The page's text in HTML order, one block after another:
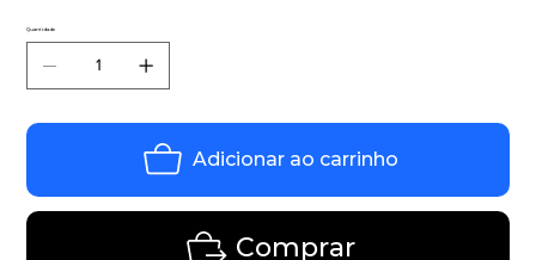
Quantidade
Adicionar ao carrinho
Comprar